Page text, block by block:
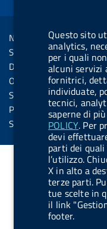
Questo sito
analytics,
per i quali
alcuni servizi
fornitrici,
individuate,
tecnici,
saperne di
POLICY. Per
devi
parti dei
l’utilizzo.
X in alto a
terze parti.
tue scelte in
il link
footer.
t
t
o
n
.
i
n
s
t
a
g
r
Note legali
Social Media Policy
Dichiarazione di
Obiettivi di accessibilità
Statistiche sito
Privacy
Servizi Online